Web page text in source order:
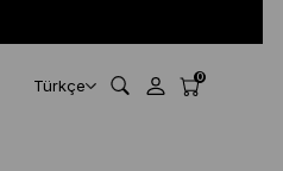
Türkçe 0